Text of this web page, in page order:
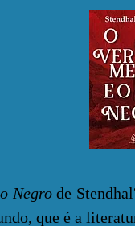
Negrode
que é a